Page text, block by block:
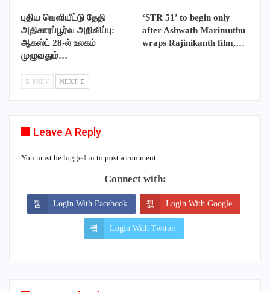
புதிய வெளியீட்டு தேதி
அதிகாரப்பூர்வ அறிவிப்பு:
ஆகஸ்ட் 28-ல் உலகம்
முழுவதும்…
‘STR 51’ to begin only
after Ashwath Marimuthu
wraps Rajinikanth film,…
PREV NEXT
Leave A Reply
You must be logged in to post a comment.
Connect with:
Login With Facebook Login With Google
Login With Twitter